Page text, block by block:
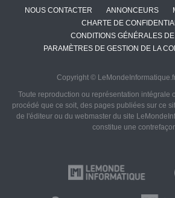
NOUS CONTACTER ANNONCEURS
CHARTE DE
CONDITIONS GÉNÉRALES
PARAMÈTRES DE GESTION DE LA
Copyright ©
Toute reproduction ou représentation intégrale
procédé que ce soit, des pages publiées sur ce
de l'éditeur ou du webmaster du site
constitue une